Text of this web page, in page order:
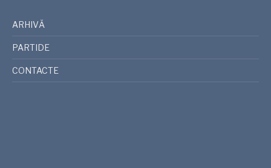
ARHIVĂ
PARTIDE
CONTACTE